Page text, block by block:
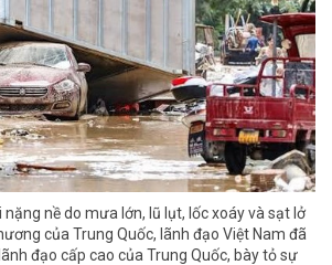
nề do mưa lớn, lũ lụt, lốc xoáy và sạt lở
của Trung Quốc, lãnh đạo Việt Nam đã
đạo cấp cao của Trung Quốc, bày tỏ sự